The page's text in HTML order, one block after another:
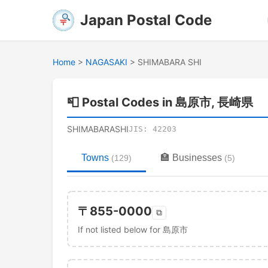
Japan Postal Code
Home > NAGASAKI > SHIMABARA SHI
📮 Postal Codes in 島原市, 長崎県
SHIMABARASHIJIS: 42203
Towns (129) 🏣 Businesses (5)
〒 855-0000 ⧉
If not listed below for 島原市